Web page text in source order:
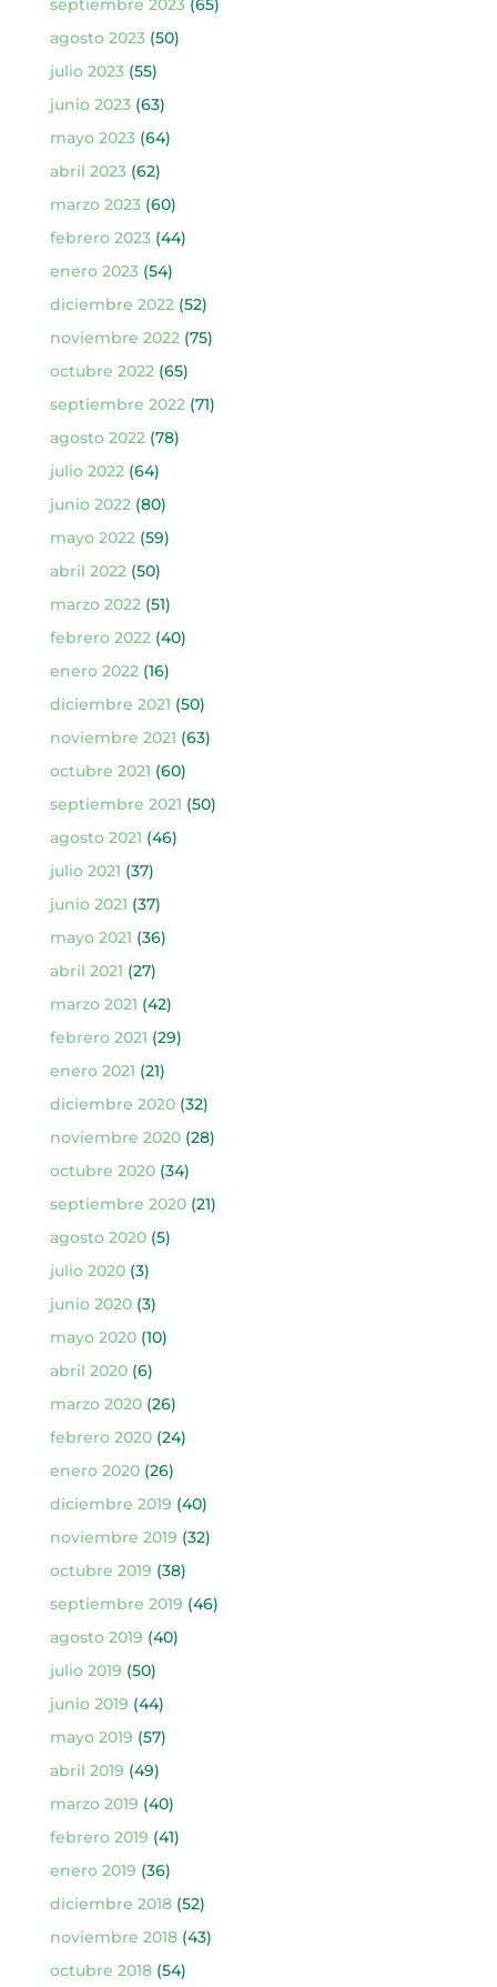
septiembre 2023(65)
agosto 2023(50)
julio 2023(55)
junio 2023(63)
mayo 2023(64)
abril 2023(62)
marzo 2023(60)
febrero 2023(44)
enero 2023(54)
diciembre 2022(52)
noviembre 2022(75)
octubre 2022(65)
septiembre 2022(71)
agosto 2022(78)
julio 2022(64)
junio 2022(80)
mayo 2022(59)
abril 2022(50)
marzo 2022(51)
febrero 2022(40)
enero 2022(16)
diciembre 2021 (50)
noviembre 2021 (63)
octubre 2021 (60)
septiembre 2021 (50)
agosto 2021 (46)
julio 2021 (37)
junio 2021 (37)
mayo 2021 (36)
abril 2021 (27)
marzo 2021 (42)
febrero 2021 (29)
enero 2021 (21)
diciembre 2020(32)
noviembre 2020(28)
octubre 2020(34)
septiembre 2020(21)
agosto 2020(5)
julio 2020(3)
junio 2020(3)
mayo 2020(10)
abril 2020(6)
marzo 2020(26)
febrero 2020(24)
enero 2020(26)
diciembre 2019 (40)
noviembre 2019 (32)
octubre 2019 (38)
septiembre 2019 (46)
agosto 2019 (40)
julio 2019 (50)
junio 2019 (44)
mayo 2019 (57)
abril 2019 (49)
marzo 2019 (40)
febrero 2019 (41)
enero 2019 (36)
diciembre 2018(52)
noviembre 2018(43)
octubre 2018(54)